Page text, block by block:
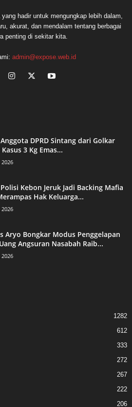
hadir untuk mengungkap lebih dalam,
akurat, dan mendalam tentang berbagai
penting di sekitar kita.
admin@expose.web.id
DPRD Sintang dari Golkar
3 Kg Emas...
Kebon Jeruk Jadi Backing Mafia
Hak Keluarga...
Aryo Bongkar Modus Penggelapan
Angsuran Nasabah Raib...
1282
612
333
272
267
222
206